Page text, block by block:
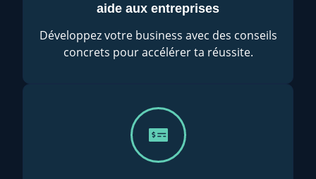
aide aux entreprises
Développez votre business avec des conseils
concrets pour accélérer ta réussite.